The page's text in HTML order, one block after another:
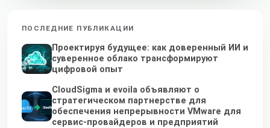
ПОСЛЕДНИЕ ПУБЛИКАЦИИ
Проектируя будущее: как доверенный ИИ и
суверенное облако трансформируют
цифровой опыт
CloudSigma и evoila объявляют о
стратегическом партнерстве для
обеспечения непрерывности VMware для
сервис-провайдеров и предприятий